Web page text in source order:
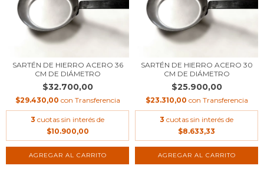
SARTÉN DE HIERRO ACERO 36
CM DE DIÁMETRO
$32.700,00
$29.430,00 con Transferencia
3 cuotas sin interés de
$10.900,00
SARTÉN DE HIERRO ACERO 30
CM DE DIÁMETRO
$25.900,00
$23.310,00 con Transferencia
3 cuotas sin interés de
$8.633,33